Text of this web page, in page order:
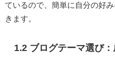
ているので、簡単に自分の好
きます。
1.2 ブログテーマ選び